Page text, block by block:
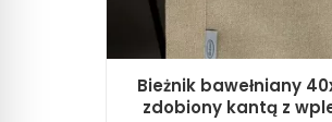
Bieżnik bawełniany
zdobiony kantą z